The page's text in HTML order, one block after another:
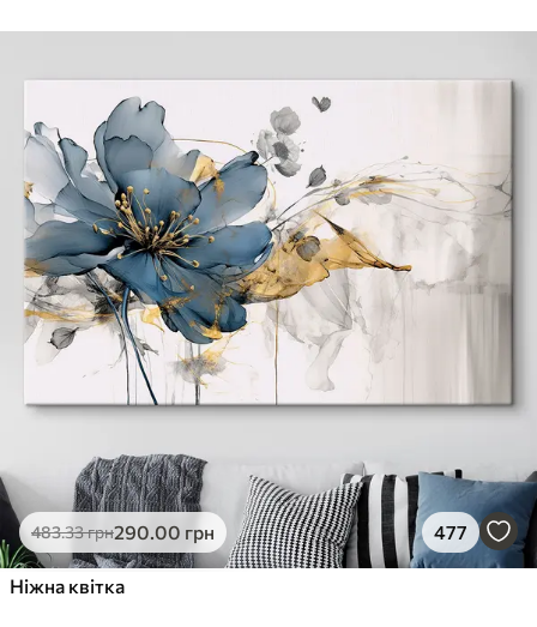
483.33грн290.00 грн 477
Ніжна квітка